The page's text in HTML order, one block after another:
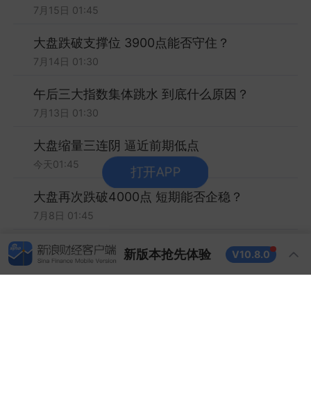
7月15日 01:45
大盘跌破支撑位 3900点能否守住？
7月14日 01:30
午后三大指数集体跳水 到底什么原因？
7月13日 01:30
大盘缩量三连阴 逼近前期低点
今天01:45
大盘再次跌破4000点 短期能否企稳？
7月8日 01:45
指数波动加大 “小暑”是否会变盘？
7月7日 01:45
新版本抢先体验 V10.8.0